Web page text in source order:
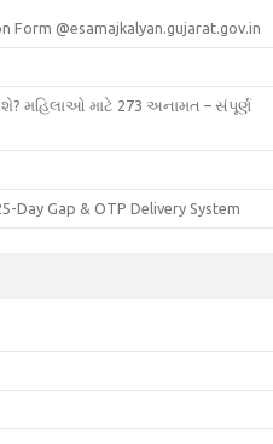
Form @esamajkalyan.gujarat.gov.in
મહિલાઓ માટે 273 અનામત – સંપૂર્ણ
Day Gap & OTP Delivery System